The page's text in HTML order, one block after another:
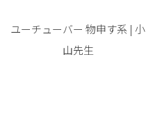
ユーチューバー 物申す系 | 小
山先生